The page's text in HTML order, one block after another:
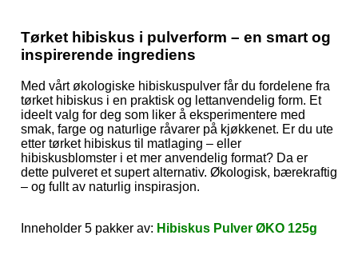
Tørket hibiskus i pulverform – en smart og
inspirerende ingrediens
Med vårt økologiske hibiskuspulver får du fordelene fra
tørket hibiskus i en praktisk og lettanvendelig form. Et
ideelt valg for deg som liker å eksperimentere med
smak, farge og naturlige råvarer på kjøkkenet. Er du ute
etter tørket hibiskus til matlaging – eller
hibiskusblomster i et mer anvendelig format? Da er
dette pulveret et supert alternativ. Økologisk, bærekraftig
– og fullt av naturlig inspirasjon.
Inneholder 5 pakker av: Hibiskus Pulver ØKO 125g